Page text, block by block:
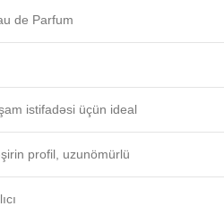
de Parfum
istifadəsi üçün ideal
profil, uzunömürlü